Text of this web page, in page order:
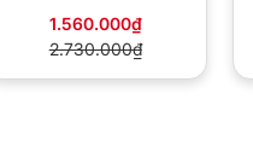
Nước Haatz
HBC350
1.560.000₫
2.730.000₫